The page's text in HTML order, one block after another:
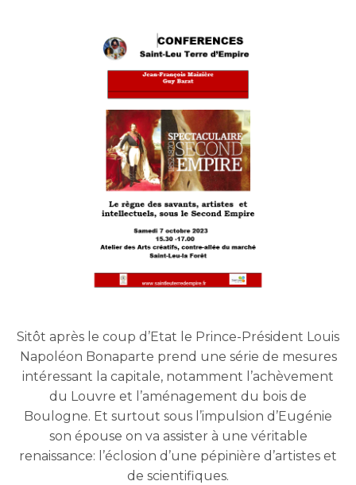
Sitôt après le coup d’Etat le Prince-Président Louis
Napoléon Bonaparte prend une série de mesures
intéressant la capitale, notamment l’achèvement
du Louvre et l’aménagement du bois de
Boulogne. Et surtout sous l’impulsion d’Eugénie
son épouse on va assister à une véritable
renaissance: l’éclosion d’une pépinière d’artistes et
de scientifiques.